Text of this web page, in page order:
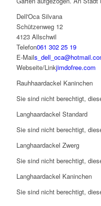
Dell'Oca Silvana
Schützenweg 12
4123 Allschwil
Telefon061 302 25 19
E-Mail
Webseite/Linkjimdofree.com
Rauhhaardackel Kaninchen
Sie sind nicht berechtigt,
Langhaardackel Standard
Sie sind nicht berechtigt,
Langhaardackel Zwerg
Sie sind nicht berechtigt,
Langhaardackel Kaninchen
Sie sind nicht berechtigt,